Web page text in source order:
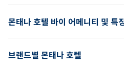
몬태나 호텔 바이 어메니티 및 특
브랜드별 몬태나 호텔